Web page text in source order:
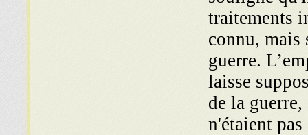
traitements
connu, mais
guerre.
laisse
de la
n'étaient